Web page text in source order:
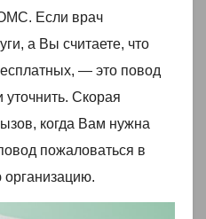
Если врач
а Вы считаете, что
— это повод
уточнить. Скорая
когда Вам нужна
пожаловаться в